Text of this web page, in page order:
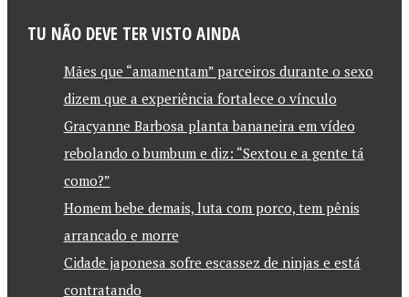
TU NÃO DEVE TER VISTO AINDA
Mães que “amamentam” parceiros durante o sexo
dizem que a experiência fortalece o vínculo
Gracyanne Barbosa planta bananeira em vídeo
rebolando o bumbum e diz: “Sextou e a gente tá
como?”
Homem bebe demais, luta com porco, tem pênis
arrancado e morre
Cidade japonesa sofre escassez de ninjas e está
contratando